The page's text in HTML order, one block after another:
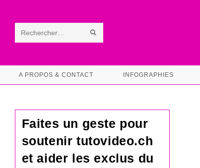
contentRechercher
ce RECHERCHE
A PROPOS & CONTACT INFOGRAPHIES
Faites un geste pour
soutenir tutovideo.ch
et aider les exclus du